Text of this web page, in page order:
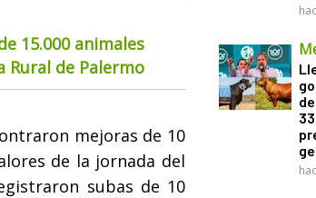
15.000 animales
Rural de Palermo
mejoras de 10
de la jornada del
subas de 10